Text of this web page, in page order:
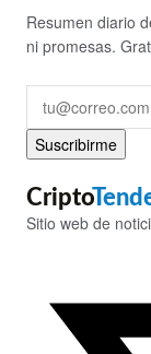
Resumen diario
ni promesas.
Suscribirme
Cripto
Sitio web de